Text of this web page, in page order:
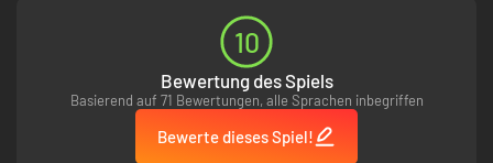
10
Bewertung des Spiels
Basierend auf 71 Bewertungen, alle Sprachen inbegriffen
Bewerte dieses Spiel!